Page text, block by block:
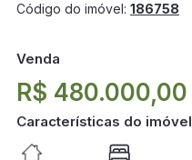
Código do imóvel: 186758
Venda
R$ 480.000,00
Características do imóvel